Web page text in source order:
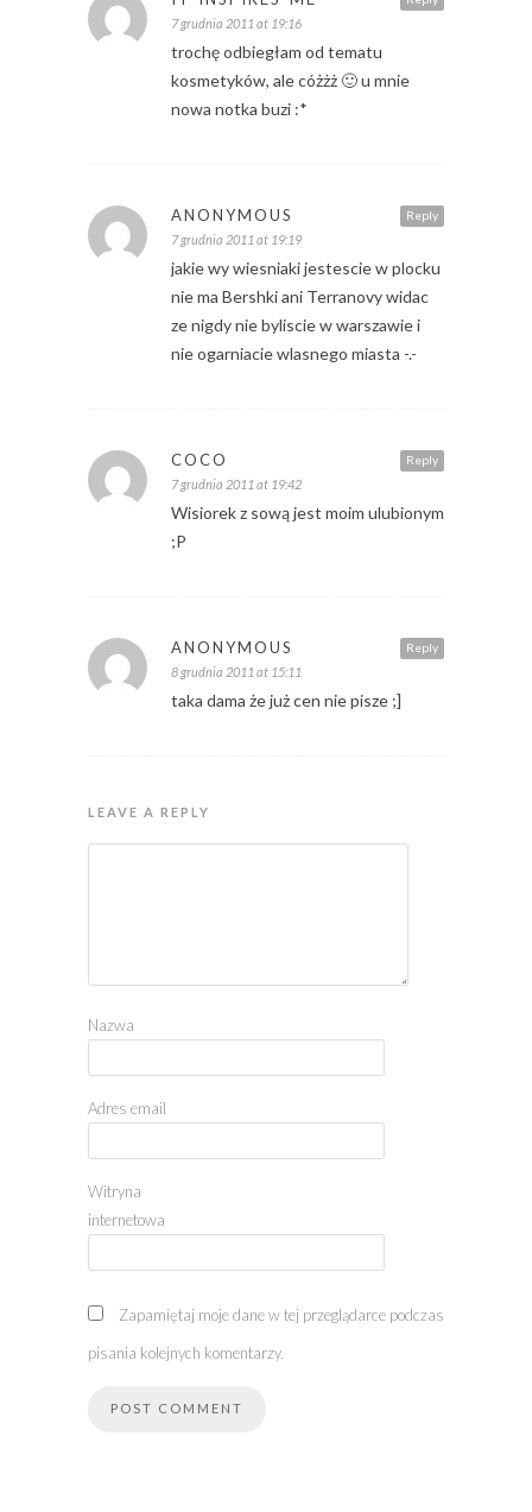
7 grudnia 2011 at 19:16
trochę odbiegłam od tematu
kosmetyków, ale cóżżż 🙂 u mnie
nowa notka buzi :*
Reply
ANONYMOUS
7 grudnia 2011 at 19:19
jakie wy wiesniaki jestescie w plocku
nie ma Bershki ani Terranovy widac
ze nigdy nie byliscie w warszawie i
nie ogarniacie wlasnego miasta -.-
Reply
COCO
7 grudnia 2011 at 19:42
Wisiorek z sową jest moim ulubionym
;P
Reply
ANONYMOUS
8 grudnia 2011 at 15:11
taka dama że już cen nie pisze ;]
LEAVE A REPLY
Nazwa
Adres email
Witryna
internetowa
Zapamiętaj moje dane w tej przeglądarce podczas
pisania kolejnych komentarzy.